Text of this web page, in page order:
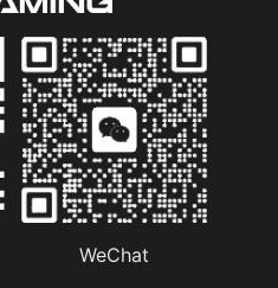
WeChat